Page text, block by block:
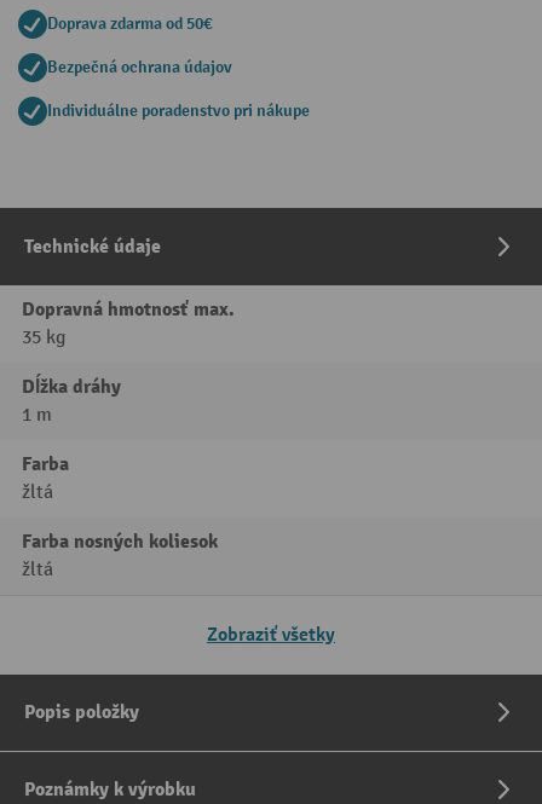
Doprava zdarma od 50€
Bezpečná ochrana údajov
Individuálne poradenstvo pri nákupe
Technické údaje
Dopravná hmotnosť max.
35 kg
Dĺžka dráhy
1 m
Farba
žltá
Farba nosných koliesok
žltá
Zobraziť všetky
Popis položky
Poznámky k výrobku